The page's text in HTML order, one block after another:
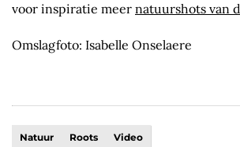
voor inspiratie meer natuurshots van
Omslagfoto: Isabelle Onselaere
Natuur Roots Video